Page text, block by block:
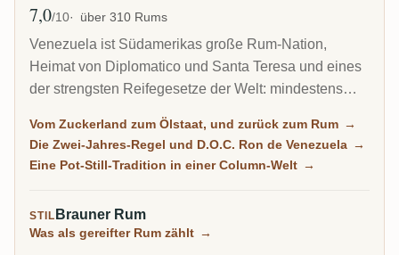
Ø Bewertung
7,0/10 über 310 Rums
Venezuela ist Südamerikas große Rum-Nation,
Heimat von Diplomatico und Santa Teresa und eines
der strengsten Reifegesetze der Welt: mindestens
Cane Honey gebaut, auf Pot Stills und Batch Kettles
destilliert und dann lange in Solera-Systemen gereift,
einem Land gemacht, dessen Wirtschaft um ihn
herum zusammengebrochen ist.
Vom Zuckerland zum Ölstaat, und zurück zum Rum →
Die Zwei-Jahres-Regel und D.O.C. Ron de Venezuela →
Eine Pot-Still-Tradition in einer Column-Welt →
STIL Brauner Rum
Was als gereifter Rum zählt →